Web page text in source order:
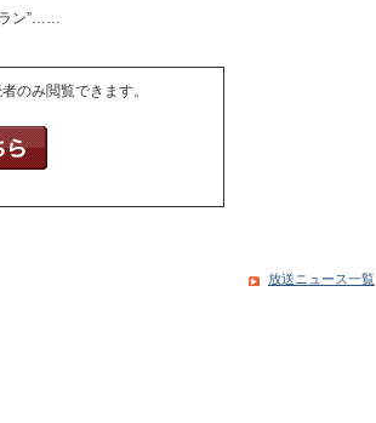
ラン”……
のみ閲覧できます。
放送ニュース一覧